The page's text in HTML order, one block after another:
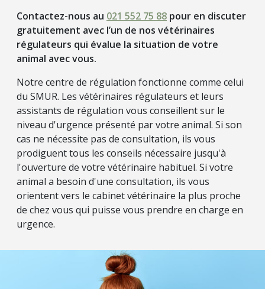
Contactez-nous au 021 552 75 88 pour en discuter
gratuitement avec l’un de nos vétérinaires
régulateurs qui évalue la situation de votre
animal avec vous.
Notre centre de régulation fonctionne comme celui
du SMUR. Les vétérinaires régulateurs et leurs
assistants de régulation vous conseillent sur le
niveau d'urgence présenté par votre animal. Si son
cas ne nécessite pas de consultation, ils vous
prodiguent tous les conseils nécessaire jusqu'à
l'ouverture de votre vétérinaire habituel. Si votre
animal a besoin d'une consultation, ils vous
orientent vers le cabinet vétérinaire la plus proche
de chez vous qui puisse vous prendre en charge en
urgence.